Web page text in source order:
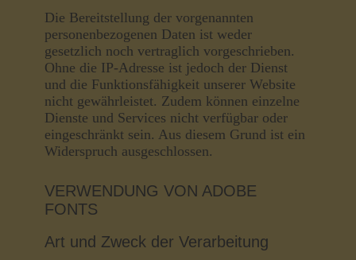
Die Bereitstellung der vorgenannten
personenbezogenen Daten ist weder
gesetzlich noch vertraglich vorgeschrieben.
Ohne die IP-Adresse ist jedoch der Dienst
und die Funktionsfähigkeit unserer Website
nicht gewährleistet. Zudem können einzelne
Dienste und Services nicht verfügbar oder
eingeschränkt sein. Aus diesem Grund ist ein
Widerspruch ausgeschlossen.
VERWENDUNG VON ADOBE
FONTS
Art und Zweck der Verarbeitung